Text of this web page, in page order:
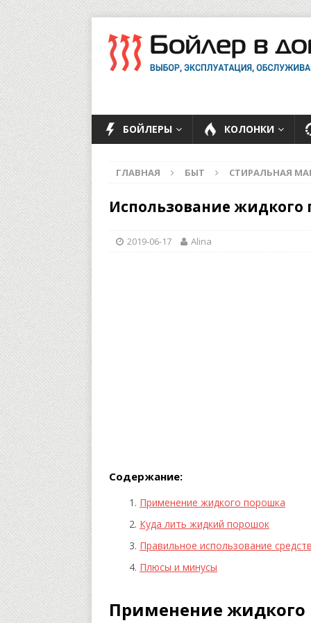
БОЙЛЕРЫ КОЛОНКИ
ГЛАВНАЯ БЫТ СТИРАЛЬНАЯ
Использование
2019-06-17 Alina
Содержание:
Применение жидкого порошка
Куда лить жидкий порошок
Правильное использование
Плюсы и минусы
Применение